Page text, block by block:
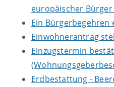
europäischer
Ein Bürgerbegehren
Einwohnerantrag
Einzugstermin
Erdbestattung -